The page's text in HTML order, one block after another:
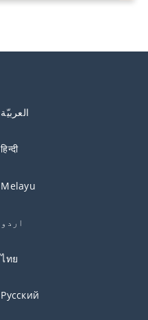
العربيّة
हिन्दी
Melayu
اردو
ไทย
Русский